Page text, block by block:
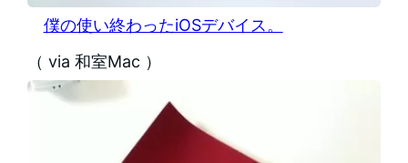
僕の使い終わったiOSデバイス。
（ via 和室Mac ）